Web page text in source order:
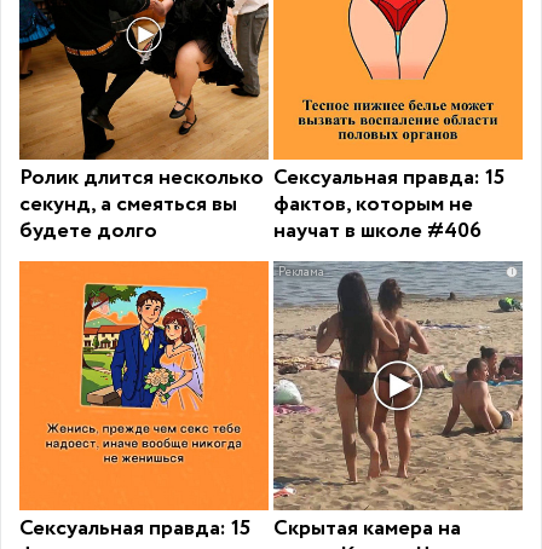
Ролик длится несколько
секунд, а смеяться вы
будете долго
Сексуальная правда: 15
фактов, которым не
научат в школе #406
Сексуальная правда: 15
i
Скрытая камера на